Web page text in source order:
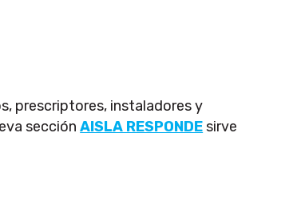
prescriptores, instaladores y
secciónAISLA RESPONDEsirve